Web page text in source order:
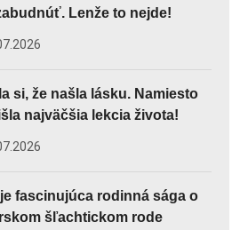
Lenže to nejde!
si, že našla lásku. Namiesto
najväčšia lekcia života!
je fascinujúca rodinná sága o
šľachtickom rode